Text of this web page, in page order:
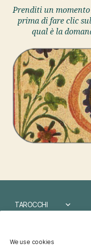
We use cookies
Prenditi un
prima di fare clic
qual è la
TAROCCHI
NUMEROLOGIA